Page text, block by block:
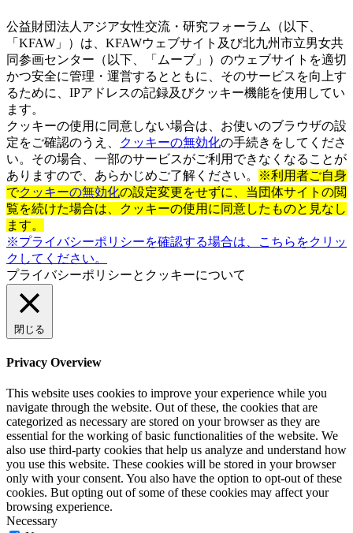
公益財団法人アジア女性交流・研究フォーラム（以下、
「KFAW」）は、KFAWウェブサイト及び北九州市立男女共
同参画センター（以下、「ムーブ」）のウェブサイトを適切
かつ安全に管理・運営するとともに、そのサービスを向上す
るために、IPアドレスの記録及びクッキー機能を使用してい
ます。
クッキーの使用に同意しない場合は、お使いのブラウザの設
定をご確認のうえ、
クッキーの無効化の手続きをしてくださ
い。その場合、一部のサービスがご利用できなくなることが
ありますので、あらかじめご了解ください。
※利用者ご自身
でクッキーの無効化の設定変更をせずに、当団体サイトの閲
覧を続けた場合は、クッキーの使用に同意したものと見なし
ます。
※プライバシーポリシーを確認する場合は、こちらをクリッ
クしてください。
プライバシーポリシーとクッキーについて
閉じる
Privacy Overview
This website uses cookies to improve your experience while you
navigate through the website. Out of these, the cookies that are
categorized as necessary are stored on your browser as they are
essential for the working of basic functionalities of the website. We
also use third-party cookies that help us analyze and understand how
you use this website. These cookies will be stored in your browser
only with your consent. You also have the option to opt-out of these
cookies. But opting out of some of these cookies may affect your
browsing experience.
Necessary